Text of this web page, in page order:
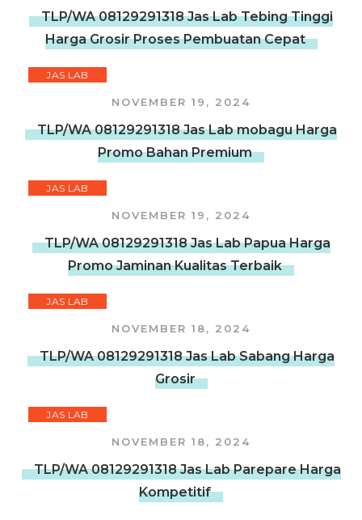
TLP/WA 08129291318 Jas Lab Tebing Tinggi
Harga Grosir Proses Pembuatan Cepat
JAS LAB
NOVEMBER 19, 2024
TLP/WA 08129291318 Jas Lab mobagu Harga
Promo Bahan Premium
JAS LAB
NOVEMBER 19, 2024
TLP/WA 08129291318 Jas Lab Papua Harga
Promo Jaminan Kualitas Terbaik
JAS LAB
NOVEMBER 18, 2024
TLP/WA 08129291318 Jas Lab Sabang Harga
Grosir
JAS LAB
NOVEMBER 18, 2024
TLP/WA 08129291318 Jas Lab Parepare Harga
Kompetitif